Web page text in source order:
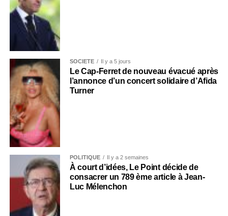
SOCIÉTÉ Il y a 5 jours
Le Cap-Ferret de nouveau évacué après
l’annonce d’un concert solidaire d’Afida
Turner
POLITIQUE Il y a 2 semaines
À court d’idées, Le Point décide de
consacrer un 789 ème article à Jean-
Luc Mélenchon